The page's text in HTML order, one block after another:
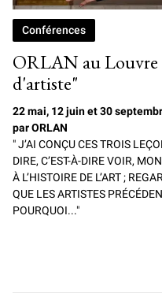
ORLAN au Louvre
d'artiste"
Conférences
22 mai, 12 juin et 30
par ORLAN
" J’AI CONÇU CES TROIS
DIRE, C’EST-À-DIRE VOIR,
À L’HISTOIRE DE L’ART ;
QUE LES ARTISTES
POURQUOI..."